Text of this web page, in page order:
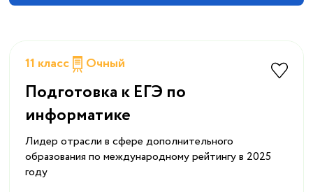
11 класс Очный
Подготовка к ЕГЭ по
информатике
Лидер отрасли в сфере дополнительного
образования по международному рейтингу в 2025
году